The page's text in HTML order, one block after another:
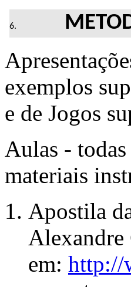
exemplos
e de Jogos
Aulas -
materiais
Apostila
Alexandre
em: http://